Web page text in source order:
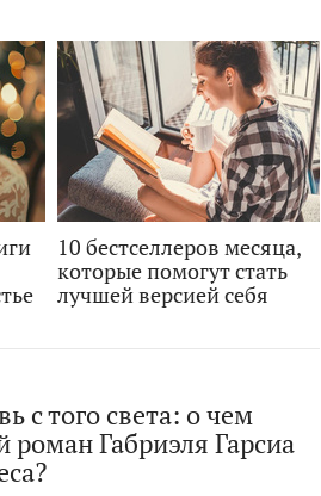
10 бестселлеров месяца,
которые помогут стать
лучшей версией себя
с того света: о чем
роман Габриэля Гарсиа